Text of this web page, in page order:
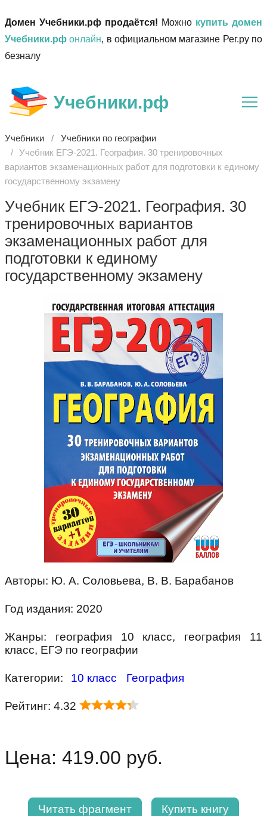
Домен Учебники.рф продаётся! Можно купить домен
Учебники.рф онлайн, в официальном магазине Рег.ру по
безналу
Учебники.рф
Учебники
Учебники по географии
Учебник ЕГЭ-2021. География. 30 тренировочных
вариантов экзаменационных работ для подготовки к единому
государственному экзамену
Учебник ЕГЭ-2021. География. 30
тренировочных вариантов
экзаменационных работ для
подготовки к единому
государственному экзамену
Авторы: Ю. А. Соловьева, В. В. Барабанов
Год издания: 2020
Жанры: география 10 класс, география 11
класс, ЕГЭ по географии
Категории: 10 класс География
Рейтинг: 4.32
Цена: 419.00 руб.
Читать фрагмент Купить книгу